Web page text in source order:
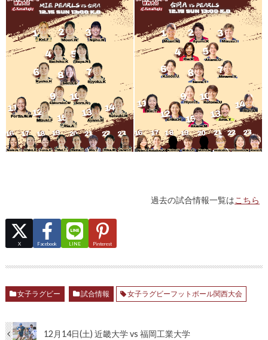
過去の試合情報一覧はこちら
X Facebook LINE Pinterest
女子ラグビー 試合情報 女子ラグビーフットボール関西大会
12月14日(土) 近畿大学 vs 福岡工業大学